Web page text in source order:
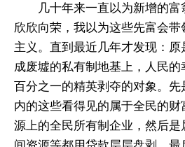
几十年来一直以为新增的
欣欣向荣，我以为这些先富会
主义。直到最近几年才发现：
成废墟的私有制地基上，人民
百分之一的精英剥夺的对象。
内的这些看得见的属于全民的
源上的全民所有制企业，然后